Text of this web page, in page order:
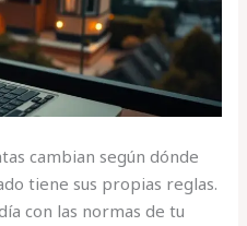
cambian según dónde
tiene sus propias reglas.
con las normas de tu